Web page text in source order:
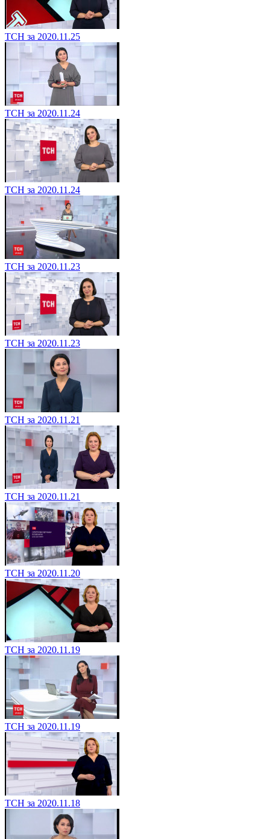
ТСН за 2020.11.25
ТСН за 2020.11.24
ТСН за 2020.11.24
ТСН за 2020.11.23
ТСН за 2020.11.23
ТСН за 2020.11.21
ТСН за 2020.11.21
ТСН за 2020.11.20
ТСН за 2020.11.19
ТСН за 2020.11.19
ТСН за 2020.11.18